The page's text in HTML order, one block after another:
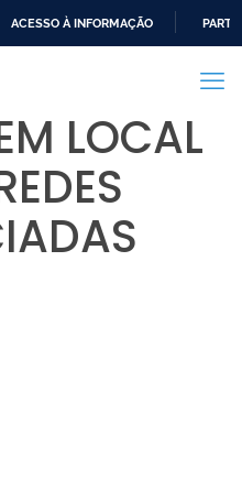
ACESSO À INFORMAÇÃO
LOCAL